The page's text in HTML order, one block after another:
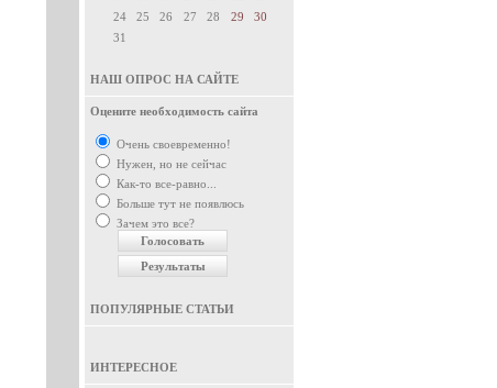
24
25 26 27 28 29
30
31
НАШ ОПРОС НА САЙТЕ
Оцените необходимость сайта
Очень своевременно!
Нужен, но не сейчас
Как-то все-равно...
Больше тут не появлюсь
Зачем это все?
ПОПУЛЯРНЫЕ СТАТЬИ
ИНТЕРЕСНОЕ